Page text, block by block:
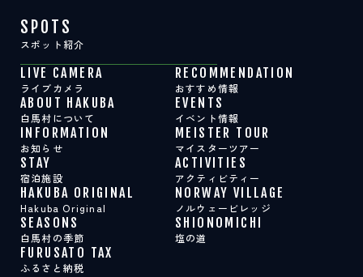
SPOTS
スポット紹介
LIVE CAMERA
ライブカメラ
RECOMMENDATION
おすすめ情報
ABOUT HAKUBA
白馬村について
EVENTS
イベント情報
INFORMATION
お知らせ
MEISTER TOUR
マイスターツアー
STAY
宿泊施設
ACTIVITIES
アクティビティー
HAKUBA ORIGINAL
Hakuba Original
SPOTS
スポット紹介
LIVE CAMERA
ライブカメラ
RECOMMENDATION
おすすめ情報
ABOUT HAKUBA
白馬村について
EVENTS
イベント情報
INFORMATION
お知らせ
MEISTER TOUR
マイスターツアー
STAY
宿泊施設
ACTIVITIES
アクティビティー
HAKUBA ORIGINAL
Hakuba Original
NORWAY VILLAGE
ノルウェービレッジ
SEASONS
白馬村の季節
SHIONOMICHI
塩の道
FURUSATO TAX
ふるさと納税